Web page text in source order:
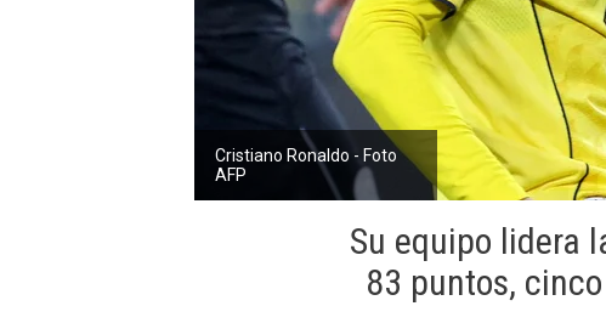
Cristiano Ronaldo - Foto
AFP
Su equipo lidera
83 puntos,